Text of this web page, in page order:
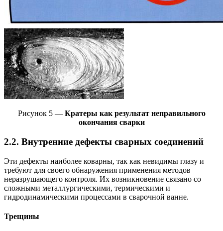
Рисунок 5 — Кратеры как результат неправильного
окончания сварки
2.2. Внутренние дефекты сварных соединений
Эти дефекты наиболее коварны, так как невидимы глазу и
требуют для своего обнаружения применения методов
неразрушающего контроля. Их возникновение связано со
сложными металлургическими, термическими и
гидродинамическими процессами в сварочной ванне.
Трещины